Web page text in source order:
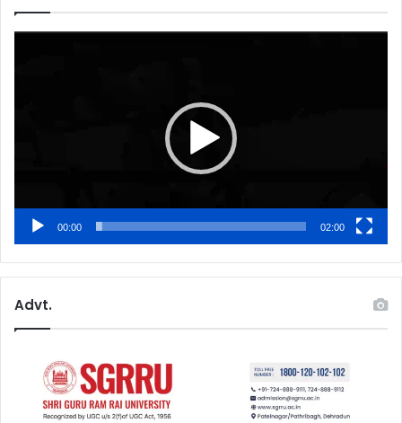
00:00 02:00
Advt.